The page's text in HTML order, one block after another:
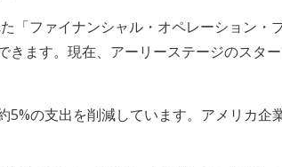
「ファイナンシャル・オペレーション・
ます。現在、アーリーステージのスタ
の支出を削減しています。アメリカ企